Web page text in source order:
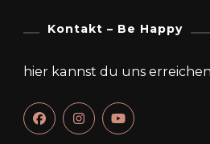
Kontakt – Be Happy
hier kannst du uns erreichen